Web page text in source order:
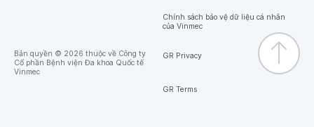
Bản quyền © 2026 thuộc về Công ty
Cổ phần Bệnh viện Đa khoa Quốc tế
Vinmec
Chính sách bảo vệ dữ liệu cá nhân
của Vinmec
GR Privacy
GR Terms